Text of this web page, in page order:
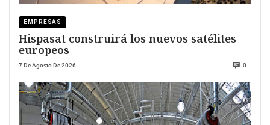
EMPRESAS
Hispasat construirá los nuevos satélites
europeos
7 De Agosto De 2026 0